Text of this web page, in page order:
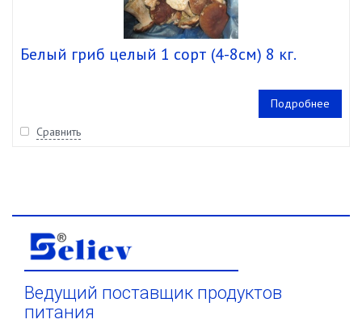
Белый гриб целый 1 сорт (4-8см) 8 кг.
Подробнее
Сравнить
Ведущий поставщик продуктов
питания